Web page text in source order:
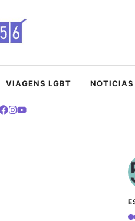
VIAGENS LGBT NOTICIAS